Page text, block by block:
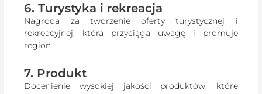
6. Turystyka i rekreacja
Nagroda za tworzenie oferty turystycznej i
rekreacyjnej, która przyciąga uwagę i promuje
region.
7. Produkt
Docenienie wysokiej jakości produktów, które